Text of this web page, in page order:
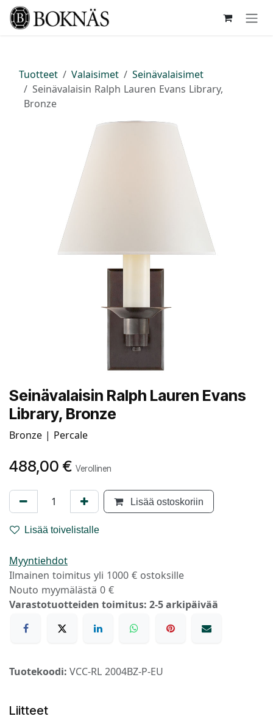
Siirry sisältöön
Tuotteet Valaisimet
Seinävalaisimet
Seinävalaisin Ralph Lauren Evans Library,
Bronze
Seinävalaisin Ralph Lauren Evans
Library, Bronze
Bronze | Percale
488,00 € Verollinen
Lisää ostoskoriin
Lisää toivelistalle
Myyntiehdot
Ilmainen toimitus yli 1000 € ostoksille
Nouto myymälästä 0 €
Varastotuotteiden toimitus: 2-5 arkipäivää
Tuotekoodi: VCC-RL 2004BZ-P-EU
Liitteet